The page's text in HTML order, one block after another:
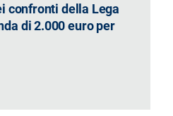
confronti della Lega
di 2.000 euro per